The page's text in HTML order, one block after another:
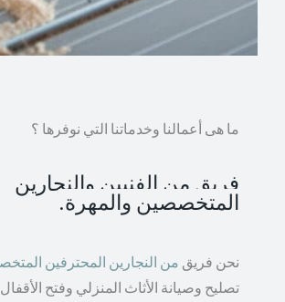
ما هى أعمالنا وخدماتنا التي نوفرها ؟
فريق من الفنيين والنجارين
المتخصصين والمهرة.
نحن فريق من النجارين المحترفين
تصليح وصيانة الأثاث المنزلي وفتح